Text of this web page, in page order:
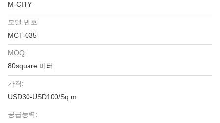
M-CITY
모델 번호:
MCT-035
MOQ:
80square 미터
가격:
USD30-USD100/Sq.m
공급능력: